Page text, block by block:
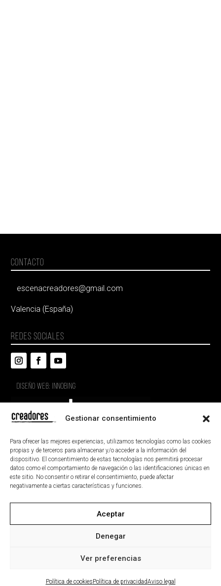
Gestionar consentimiento
Para ofrecer las mejores experiencias, utilizamos tecnologías como las cookies
propias y de terceros para almacenar y/o acceder a la información del
dispositivo. El consentimiento de estas tecnologías nos permitirá procesar
datos como el comportamiento de navegación o las identificaciones únicas en
este sitio. No consentir o retirar el consentimiento, puede afectar
negativamente a ciertas características y funciones.
Aceptar
Denegar
Ver preferencias
Política de cookiesPolítica de privacidadAviso legal
POLÍTICA DE PRIVACIDAD
ACCESIBILIDAD
CONTACTO
escenacreadores@gmail.com
Valencia (España)
REDES SOCIALES
DISEÑO WEB: INNOBING